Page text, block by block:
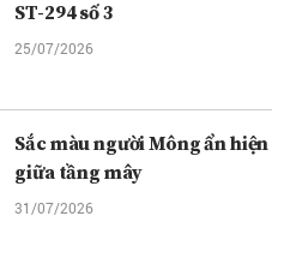
ST-294 số 3
25/07/2026
Sắc màu người Mông ẩn hiện
giữa tầng mây
31/07/2026